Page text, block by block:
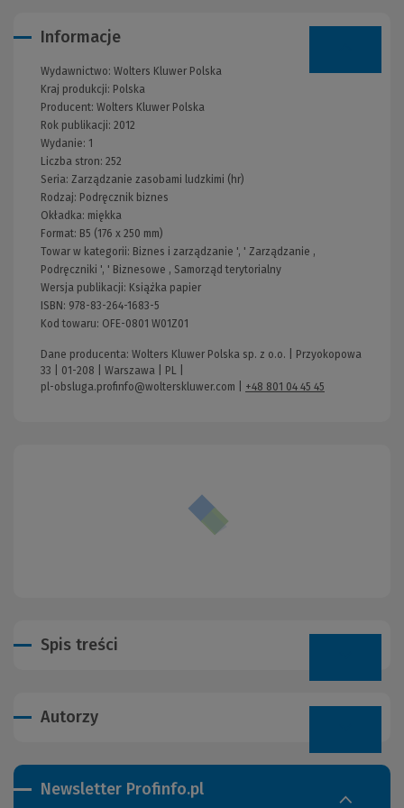
Informacje
Wydawnictwo: Wolters Kluwer Polska
Kraj produkcji: Polska
Producent: Wolters Kluwer Polska
Rok publikacji: 2012
Wydanie: 1
Liczba stron: 252
Seria: Zarządzanie zasobami ludzkimi (hr)
Rodzaj: Podręcznik biznes
Okładka: miękka
Format: B5 (176 x 250 mm)
Towar w kategorii: Biznes i zarządzanie ', ' Zarządzanie ,
Podręczniki ', ' Biznesowe , Samorząd terytorialny
Wersja publikacji: Książka papier
ISBN: 978-83-264-1683-5
Kod towaru: OFE-0801 W01Z01
Dane producenta: Wolters Kluwer Polska sp. z o.o. | Przyokopowa
33 | 01-208 | Warszawa | PL |
pl-obsluga.profinfo@wolterskluwer.com
+48 801 04 45 45
Spis treści
Autorzy
Newsletter Profinfo.pl